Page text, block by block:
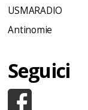
USMARADIO
Antinomie
Seguici